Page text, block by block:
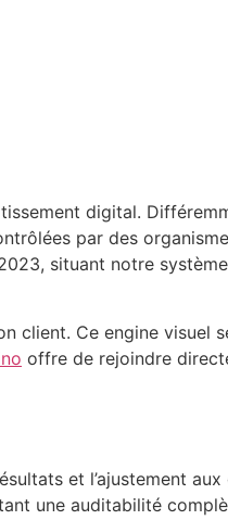
digital.
par des
situant notre
client. Ce engine visuel
offre de rejoindre
et l’ajustement aux
une auditabilité